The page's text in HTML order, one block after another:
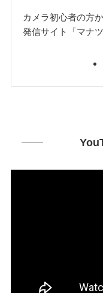
カメラ初心者の方
発信サイト「マナ